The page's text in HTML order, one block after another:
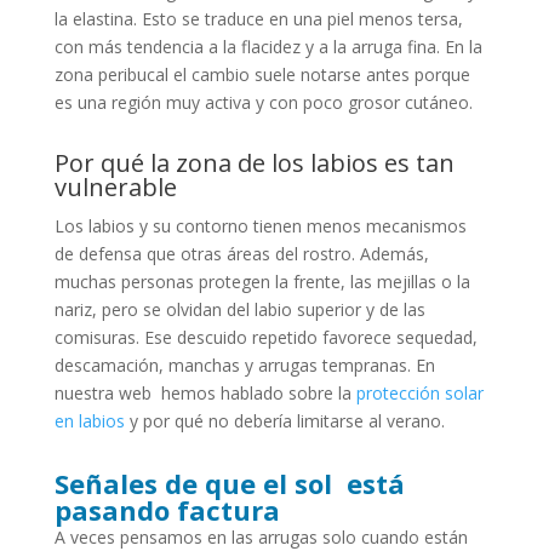
la elastina. Esto se traduce en una piel menos tersa,
con más tendencia a la flacidez y a la arruga fina. En la
zona peribucal el cambio suele notarse antes porque
es una región muy activa y con poco grosor cutáneo.
Por qué la zona de los labios es tan
vulnerable
Los labios y su contorno tienen menos mecanismos
de defensa que otras áreas del rostro. Además,
muchas personas protegen la frente, las mejillas o la
nariz, pero se olvidan del labio superior y de las
comisuras. Ese descuido repetido favorece sequedad,
descamación, manchas y arrugas tempranas. En
nuestra web hemos hablado sobre la protección solar
en labios y por qué no debería limitarse al verano.
Señales de que el sol está
pasando factura
A veces pensamos en las arrugas solo cuando están